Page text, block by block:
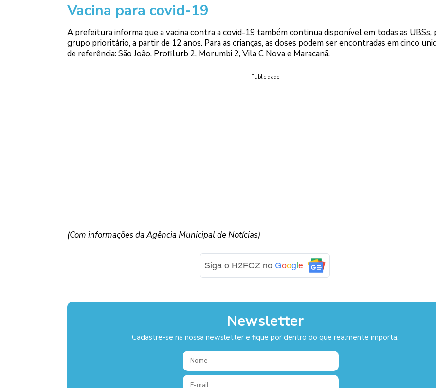
Vacina para covid-19
A prefeitura informa que a vacina contra a covid-19 também continua disponível em todas as UBSs,
grupo prioritário, a partir de 12 anos. Para as crianças, as doses podem ser encontradas em cinco
de referência: São João, Profilurb 2, Morumbi 2, Vila C Nova e Maracanã.
Publicidade
(Com informações da Agência Municipal de Notícias)
Siga o H2FOZ no Google
Newsletter
Cadastre-se na nossa newsletter e fique por dentro do que realmente importa.